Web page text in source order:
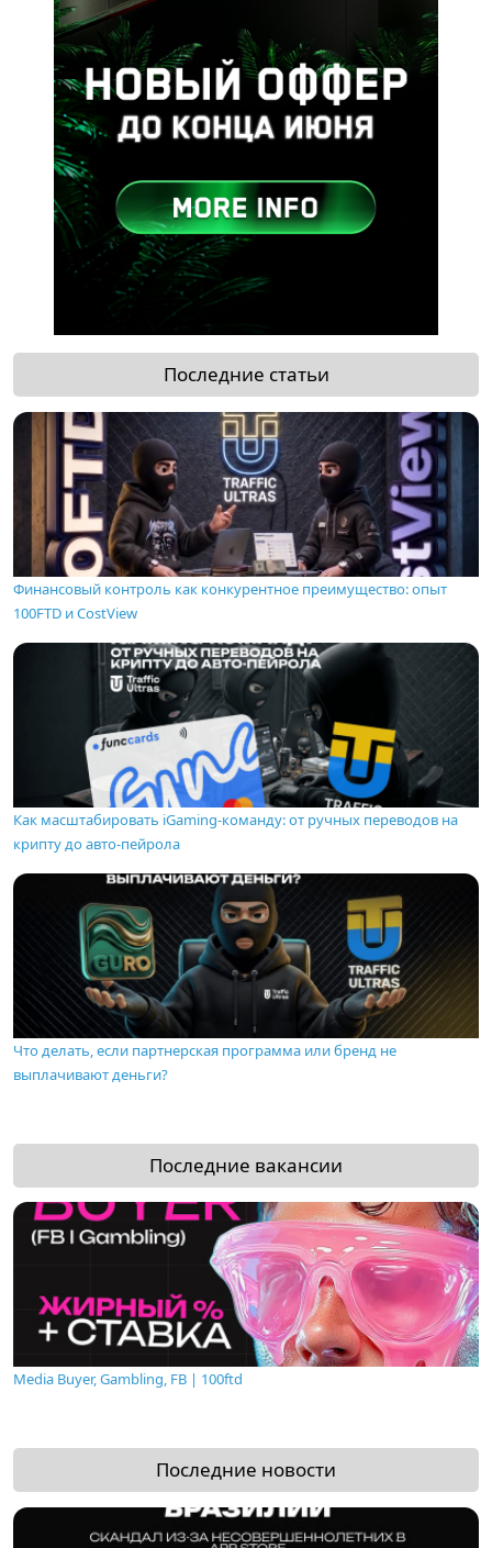
Последние статьи
Финансовый контроль как конкурентное преимущество: опыт
100FTD и CostView
Как масштабировать iGaming-команду: от ручных переводов на
крипту до авто-пейрола
Что делать, если партнерская программа или бренд не
выплачивают деньги?
Последние вакансии
Media Buyer, Gambling, FB | 100ftd
Последние новости